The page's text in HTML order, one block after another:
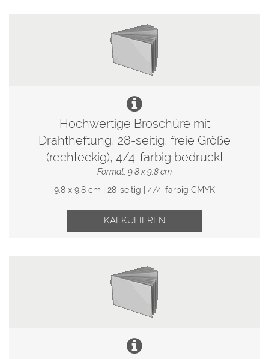
Hochwertige Broschüre mit
Drahtheftung, 28-seitig, freie Größe
(rechteckig), 4/4-farbig bedruckt
Format: 9.8 x 9.8 cm
9.8 x 9.8 cm | 28-seitig | 4/4-farbig CMYK
KALKULIEREN